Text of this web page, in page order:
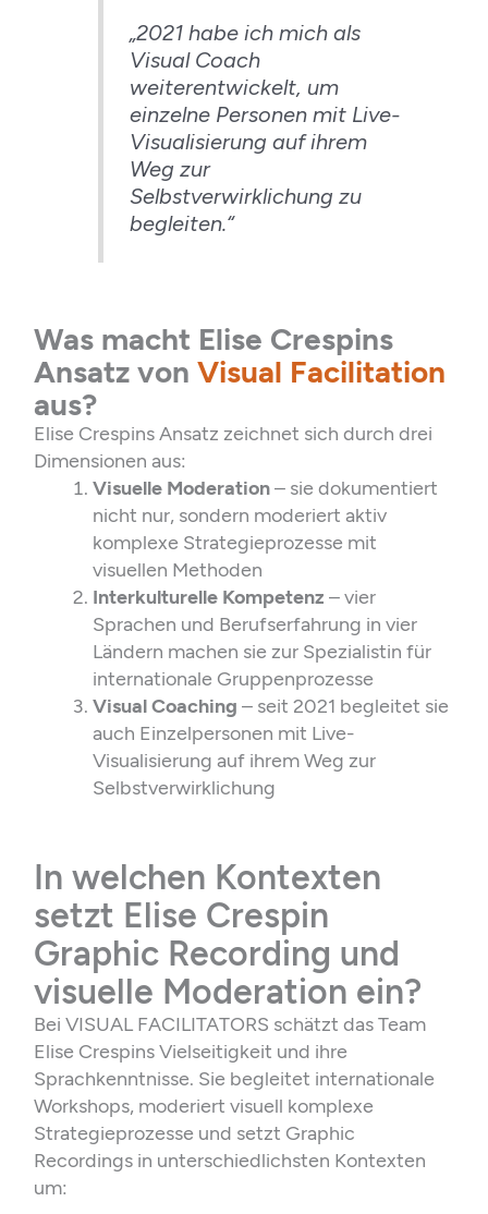
„2021 habe ich mich als
Visual Coach
weiterentwickelt, um
einzelne Personen mit Live-
Visualisierung auf ihrem
Weg zur
Selbstverwirklichung zu
begleiten.“
Was macht Elise Crespins
Ansatz von Visual Facilitation
aus?
Elise Crespins Ansatz zeichnet sich durch drei
Dimensionen aus:
Visuelle Moderation– sie dokumentiert
nicht nur, sondern moderiert aktiv
komplexe Strategieprozesse mit
visuellen Methoden
Interkulturelle Kompetenz – vier
Sprachen und Berufserfahrung in vier
Ländern machen sie zur Spezialistin für
internationale Gruppenprozesse
Visual Coaching – seit 2021 begleitet sie
auch Einzelpersonen mit Live-
Visualisierung auf ihrem Weg zur
Selbstverwirklichung
In welchen Kontexten
setzt Elise Crespin
Graphic Recording und
visuelle Moderation ein?
Bei VISUAL FACILITATORS schätzt das Team
Elise Crespins Vielseitigkeit und ihre
Sprachkenntnisse. Sie begleitet internationale
Workshops, moderiert visuell komplexe
Strategieprozesse und setzt Graphic
Recordings in unterschiedlichsten Kontexten
um: